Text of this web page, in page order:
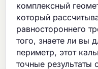
комплексный
который
равностороннего
того, знаете ли вы
периметр, этот
точные